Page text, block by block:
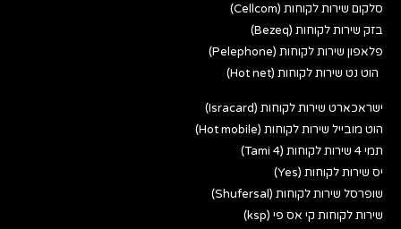
סלקום שירות לקוחות (Cellcom)
בזק שירות לקוחות (Bezeq)
פלאפון שירות לקוחות (Pelephone)
הוט נט שירות לקוחות (Hot net)
ישראכארט שירות לקוחות (Isracard)
הוט מובייל שירות לקוחות (Hot mobile)
תמי 4 שירות לקוחות (Tami 4)
יס שירות לקוחות (Yes)
שופרסל שירות לקוחות (Shufersal)
שירות לקוחות קי אס פי (ksp)